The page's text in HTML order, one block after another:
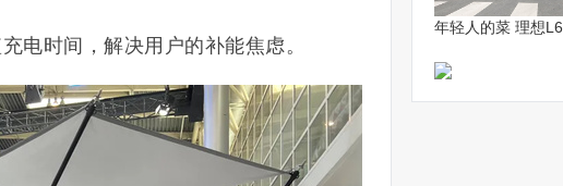
电时间，解决用户的补能焦虑。
年轻人的菜 理想L6